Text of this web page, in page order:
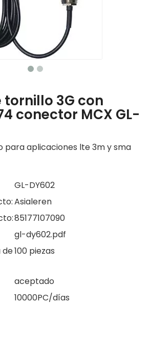
3G con
conector MCX GL-
para aplicaciones lte 3m y sma
GL-DY602
Asialeren
85177107090
gl-dy602.pdf
de100 piezas
aceptado
10000PC/días